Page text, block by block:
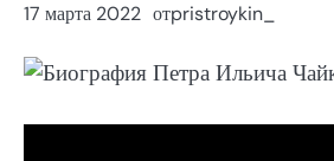
17 марта 2022 отpristroykin_